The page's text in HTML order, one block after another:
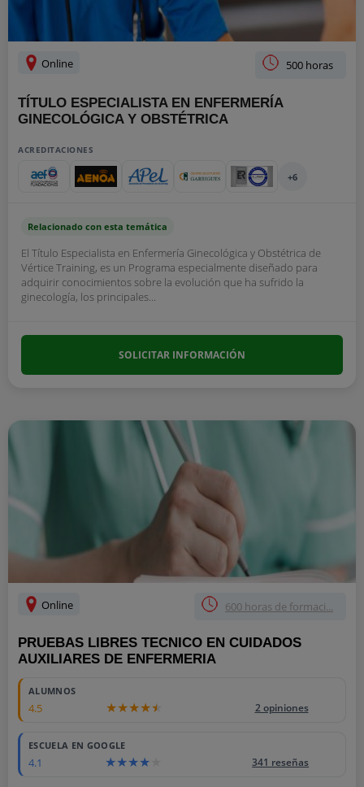
Online 500 horas
TÍTULO ESPECIALISTA EN ENFERMERÍA
GINECOLÓGICA Y OBSTÉTRICA
ACREDITACIONES
+6
Relacionado con esta temática
El Título Especialista en Enfermería Ginecológica y Obstétrica de
Vértice Training, es un Programa especialmente diseñado para
adquirir conocimientos sobre la evolución que ha sufrido la
ginecología, los principales...
SOLICITAR INFORMACIÓN
Online 600 horas de formaci...
PRUEBAS LIBRES TECNICO EN CUIDADOS
AUXILIARES DE ENFERMERIA
ALUMNOS
4.5 2 opiniones
ESCUELA EN GOOGLE
4.1 341 reseñas